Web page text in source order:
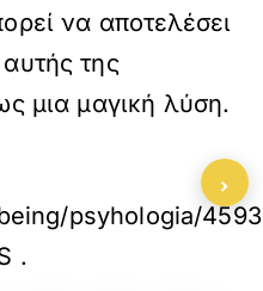
να αποτελέσει
της
μια μαγική λύση.
psyhologia/
.
›